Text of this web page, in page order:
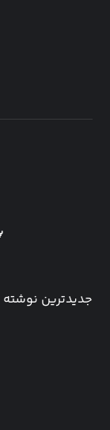
جدیدترین نوشته